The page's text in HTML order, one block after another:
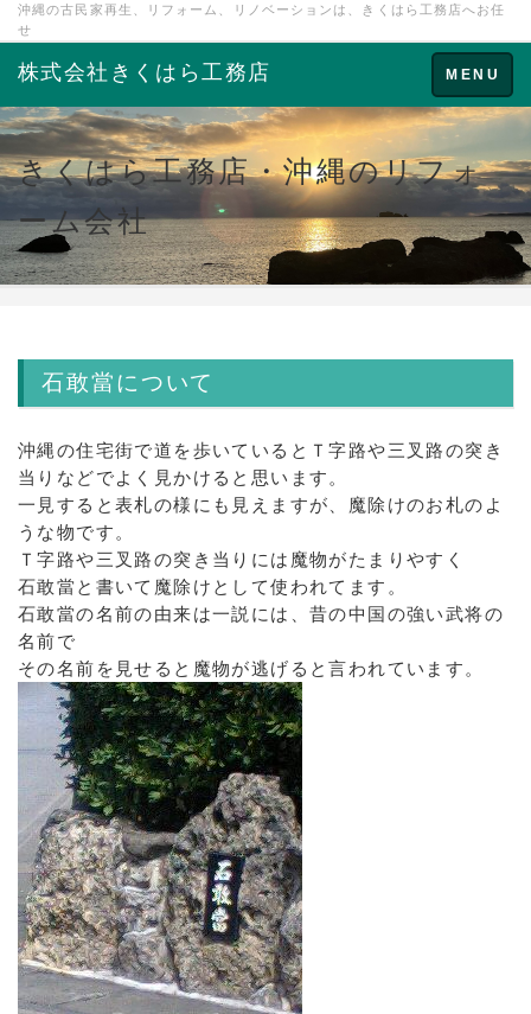
沖縄の古民家再生、リフォーム、リノベーションは、きくはら工務店へお任
せ
Toggle
navigation
MENU
株式会社きくはら工務店
きくはら工務店・沖縄のリフォ
ーム会社
石敢當について
沖縄の住宅街で道を歩いているとＴ字路や三叉路の突き
当りなどでよく見かけると思います。
一見すると表札の様にも見えますが、魔除けのお札のよ
うな物です。
Ｔ字路や三叉路の突き当りには魔物がたまりやすく
石敢當と書いて魔除けとして使われてます。
石敢當の名前の由来は一説には、昔の中国の強い武将の
名前で
その名前を見せると魔物が逃げると言われています。